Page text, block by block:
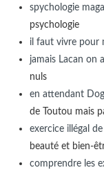
spychologie
psychologie
il faut vivre pour
jamais Lacan on
nuls
en attendant
de Toutou mais
exercice illégal
beauté et bien-
comprendre les